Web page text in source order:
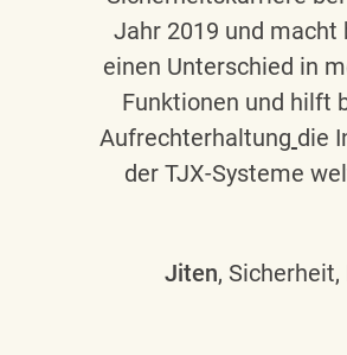
Jahr 2019 und macht
einen Unterschied in
Funktionen und hilft
Aufrechterhaltung die
der TJX-Systeme
Jiten, Sicherheit,